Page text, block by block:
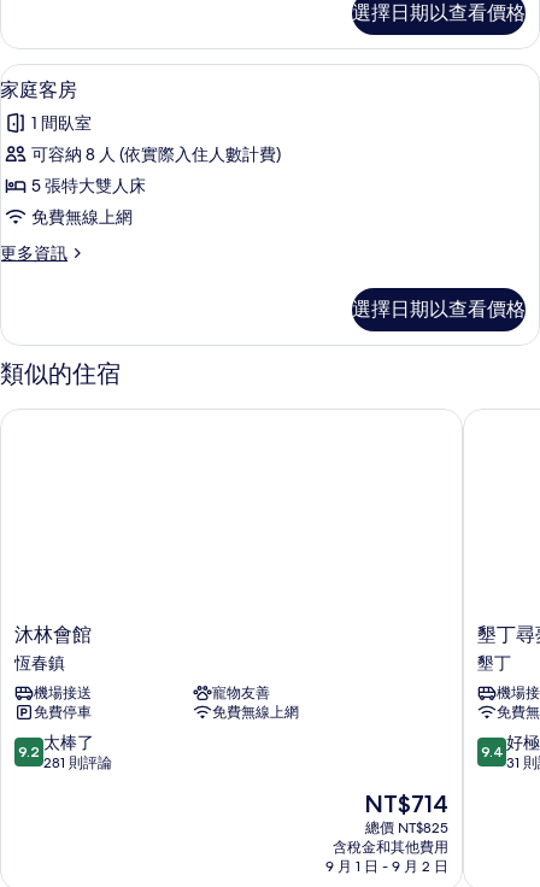
的
所
有
相
片
四
人
房,
山
景
的
情
選擇日期以查看價格
顯
示
家
庭
客
的
有
相
片
家庭客房 | 書桌、遮光布/窗簾、免費
7
家庭客房
1 間臥室
可容納 8 人 (依實際入住人數計費)
5 張特大雙人床
免費無線上網
更多資訊
更
客
房
的
情
選擇日期以查看價格
類似的住宿
沐
林
會
館
恆
春
鎮
沐林會館
恆春鎮
機場接送
寵物友善
免費停車
免費無線上網
9.2
分，
9.2 太棒了
281 則評論
現
在
價
格
NT$714
總價 NT$825
含稅金和其他費用
9 月 1 日 - 9 月 2 日
沐林會館
墾
丁
尋
夢
園
民
宿
墾丁尋
墾丁
機場
免費
9.4
分，
9.4 好
31
墾丁尋